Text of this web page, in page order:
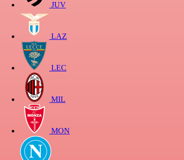
JUV
LAZ
LEC
MIL
MON